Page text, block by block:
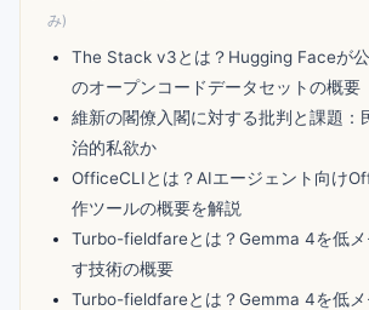
み)
The Stack v3とは？Hugging Faceが
のオープンコードデータセットの概要
維新の閣僚入閣に対する批判と課題：
治的私欲か
OfficeCLIとは？AIエージェント向け
作ツールの概要を解説
Turbo-fieldfareとは？Gemma 4を低
す技術の概要
Turbo-fieldfareとは？Gemma 4を低